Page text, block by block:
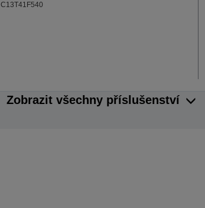
C13T41F540
Zobrazit všechny příslušenství